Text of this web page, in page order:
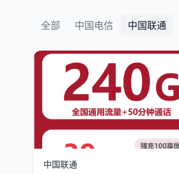
全部 中国电信 中国联通
中国联通